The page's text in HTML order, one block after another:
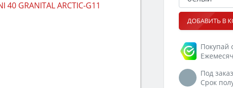
ДОБАВИТЬ В
Покупай
Под
Срок